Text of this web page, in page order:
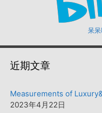
呆
近期文章
Measurements of
2023年4月22日